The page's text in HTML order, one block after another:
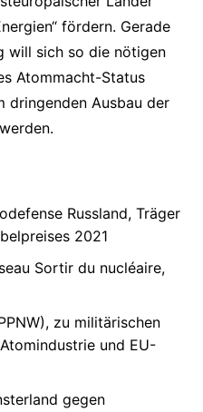
fördern. Gerade
will sich so die nötigen
Atommacht-Status
dringenden Ausbau der
Russland, Träger
2021
Sortir du nucléaire,
zu militärischen
und EU-
gegen